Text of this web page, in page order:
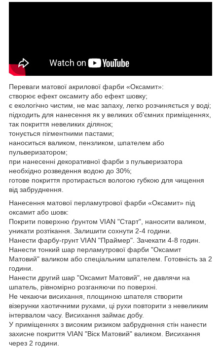
Переваги матової акрилової фарби «Оксамит»:
створює ефект оксамиту або ефект шовку;
є екологічно чистим, не має запаху, легко розчиняється у воді;
підходить для нанесення як у великих об'ємних приміщеннях,
так покриття невеликих ділянок;
тонується пігментними пастами;
наноситься валиком, пензликом, шпателем або
пульверизатором;
при нанесенні декоративної фарби з пульверизатора
необхідно розведення водою до 30%;
готове покриття протирається вологою губкою для чищення
від забруднення.
Нанесення матової перламутрової фарби «Оксамит» під
оксамит або шовк:
Покрити поверхню ґрунтом VIAN "Старт", наносити валиком,
уникати розтікання. Залишити сохнути 2-4 години.
Нанести фарбу-грунт VIAN "Праймер". Зачекати 4-8 годин.
Нанести тонкий шар перламутрової фарби "Оксамит
Матовий" валиком або спеціальним шпателем. Готовність за 2
години.
Нанести другий шар "Оксамит Матовий", не давлячи на
шпатель, рівномірно розганяючи по поверхні.
Не чекаючи висихання, площиною шпателя створити
візерунки хаотичними рухами, ці рухи повторити з невеликим
інтервалом часу. Висихання займає добу.
У приміщеннях з високим ризиком забруднення стін нанести
захисне покриття VIAN "Віск Матовий" валиком. Висихання
через 2 години.